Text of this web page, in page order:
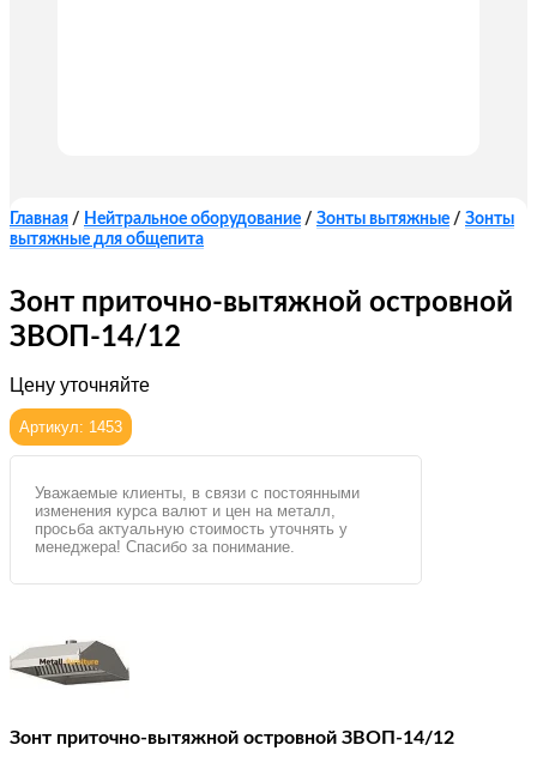
Главная / Нейтральное оборудование / Зонты вытяжные / Зонты
вытяжные для общепита
Зонт приточно-вытяжной островной
ЗВОП-14/12
Цену уточняйте
Артикул: 1453
Уважаемые клиенты, в связи с постоянными
изменения курса валют и цен на металл,
просьба актуальную стоимость уточнять у
менеджера! Спасибо за понимание.
Зонт приточно-вытяжной островной ЗВОП-14/12